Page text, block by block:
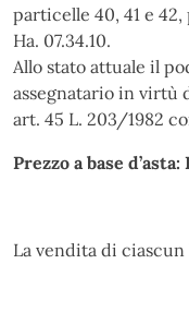
particelle 40, 41 e
Ha. 07.34.10.
Allo stato attuale il
assegnatario in virtù
art. 45 L. 203/1982
Prezzo a base
La vendita di ciascun